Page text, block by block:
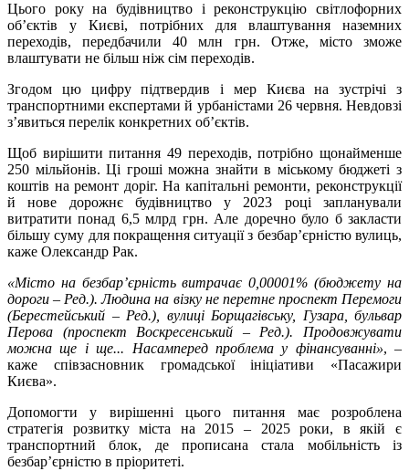
Цього року на будівництво і реконструкцію світлофорних
об’єктів у Києві, потрібних для влаштування наземних
переходів, передбачили 40 млн грн. Отже, місто зможе
влаштувати не більш ніж сім переходів.
Згодом цю цифру підтвердив і мер Києва на зустрічі з
транспортними експертами й урбаністами 26 червня. Невдовзі
з’явиться перелік конкретних об’єктів.
Щоб вирішити питання 49 переходів, потрібно щонайменше
250 мільйонів. Ці гроші можна знайти в міському бюджеті з
коштів на ремонт доріг. На капітальні ремонти, реконструкції
й нове дорожнє будівництво у 2023 році запланували
витратити понад 6,5 млрд грн. Але доречно було б закласти
більшу суму для покращення ситуації з безбар’єрністю вулиць,
каже Олександр Рак.
«Місто на безбар’єрність витрачає 0,00001% (бюджету на
дороги – Ред.). Людина на візку не перетне проспект Перемоги
(Берестейський – Ред.), вулиці Борщагівську, Гузара, бульвар
Перова (проспект Воскресенський – Ред.). Продовжувати
можна ще і ще... Насамперед проблема у фінансуванні», –
каже співзасновник громадської ініціативи «Пасажири
Києва».
Допомогти у вирішенні цього питання має розроблена
стратегія розвитку міста на 2015 – 2025 роки, в якій є
транспортний блок, де прописана стала мобільність із
безбар’єрністю в пріоритеті.